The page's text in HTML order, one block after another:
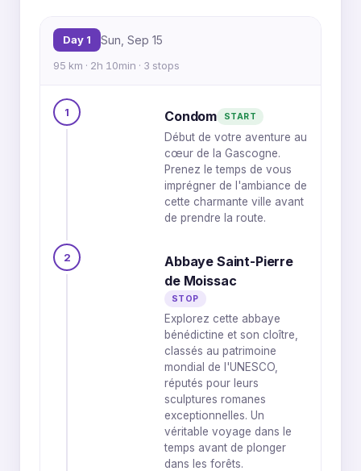
31
2
Day 1 Sun, Sep 15
95 km · 2h 10min · 3 stops
1 Condom START
Début de votre aventure au
cœur de la Gascogne.
Prenez le temps de vous
imprégner de l'ambiance de
cette charmante ville avant
de prendre la route.
2
Abbaye Saint-Pierre
de Moissac
STOP
Explorez cette abbaye
bénédictine et son cloître,
classés au patrimoine
mondial de l'UNESCO,
réputés pour leurs
sculptures romanes
exceptionnelles. Un
véritable voyage dans le
temps avant de plonger
dans les forêts.